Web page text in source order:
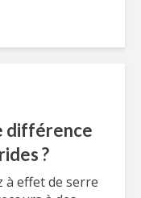
différence
?
à effet de serre